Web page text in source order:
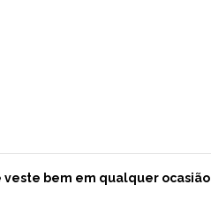
veste bem em qualquer ocasião